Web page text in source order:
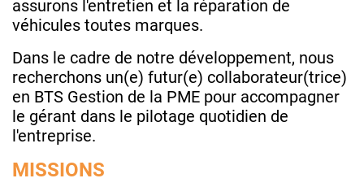
assurons l'entretien et la réparation de
véhicules toutes marques.
Dans le cadre de notre développement, nous
recherchons un(e) futur(e) collaborateur(trice)
en BTS Gestion de la PME pour accompagner
le gérant dans le pilotage quotidien de
l'entreprise.
MISSIONS